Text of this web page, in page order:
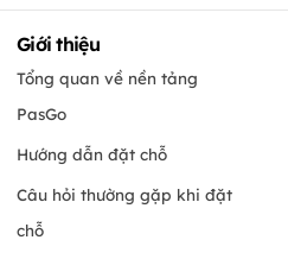
Giới thiệu
Tổng quan về nền tảng
PasGo
Hướng dẫn đặt chỗ
Câu hỏi thường gặp khi đặt
chỗ